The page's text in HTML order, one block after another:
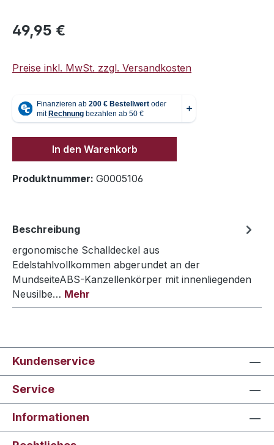
Regulärer Preis:
49,95 €
Preise inkl. MwSt. zzgl. Versandkosten
In den Warenkorb
Produktnummer: G0005106
Beschreibung
ergonomische Schalldeckel aus
Edelstahlvollkommen abgerundet an der
MundseiteABS-Kanzellenkörper mit innenliegenden
Neusilbe… Mehr
Kundenservice
Service
Informationen